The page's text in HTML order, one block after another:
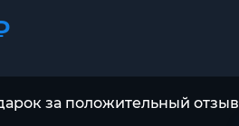
за положительный отзыв